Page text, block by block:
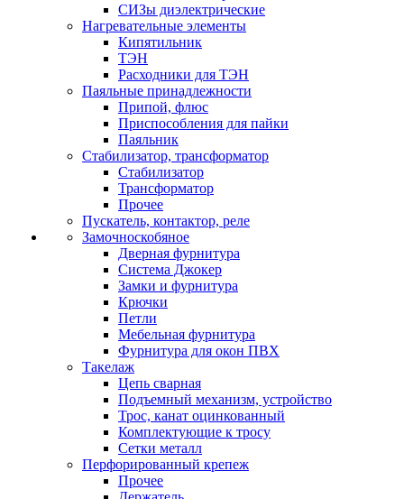
СИЗы диэлектрические
Нагревательные элементы
Кипятильник
ТЭН
Расходники для ТЭН
Паяльные принадлежности
Припой, флюс
Приспособления для пайки
Паяльник
Стабилизатор, трансформатор
Стабилизатор
Трансформатор
Прочее
Пускатель, контактор, реле
Замочноскобяное
Дверная фурнитура
Система Джокер
Замки и фурнитура
Крючки
Петли
Мебельная фурнитура
Фурнитура для окон ПВХ
Такелаж
Цепь сварная
Подъемный механизм, устройство
Трос, канат оцинкованный
Комплектующие к тросу
Сетки металл
Перфорированный крепеж
Прочее